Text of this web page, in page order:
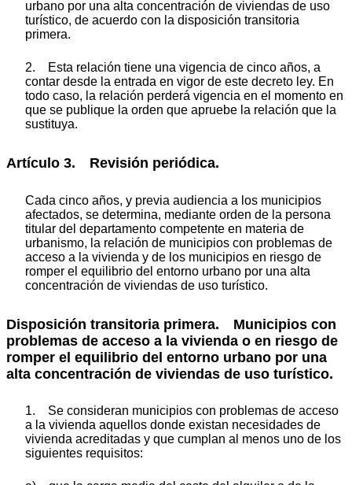
urbano por una alta concentración de viviendas de uso
turístico, de acuerdo con la disposición transitoria
primera.
2. Esta relación tiene una vigencia de cinco años, a
contar desde la entrada en vigor de este decreto ley. En
todo caso, la relación perderá vigencia en el momento en
que se publique la orden que apruebe la relación que la
sustituya.
Artículo 3. Revisión periódica.
Cada cinco años, y previa audiencia a los municipios
afectados, se determina, mediante orden de la persona
titular del departamento competente en materia de
urbanismo, la relación de municipios con problemas de
acceso a la vivienda y de los municipios en riesgo de
romper el equilibrio del entorno urbano por una alta
concentración de viviendas de uso turístico.
Disposición transitoria primera. Municipios con
problemas de acceso a la vivienda o en riesgo de
romper el equilibrio del entorno urbano por una
alta concentración de viviendas de uso turístico.
1. Se consideran municipios con problemas de acceso
a la vivienda aquellos donde existan necesidades de
vivienda acreditadas y que cumplan al menos uno de los
siguientes requisitos: